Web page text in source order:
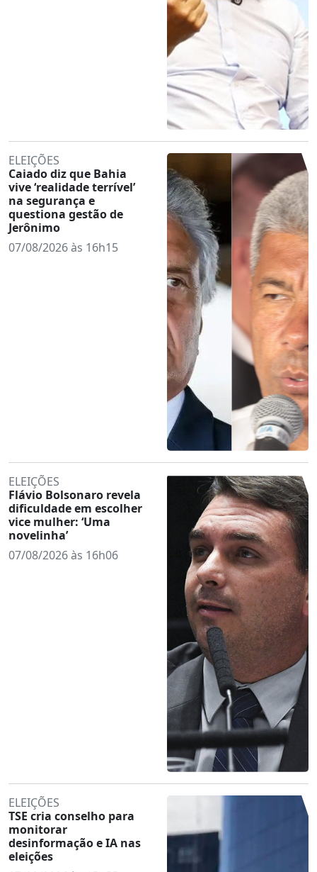
ELEIÇÕES
Caiado diz que Bahia
vive ‘realidade terrível’
na segurança e
questiona gestão de
Jerônimo
07/08/2026 às 16h15
ELEIÇÕES
Flávio Bolsonaro revela
dificuldade em escolher
vice mulher: ‘Uma
novelinha’
07/08/2026 às 16h06
ELEIÇÕES
TSE cria conselho para
monitorar
desinformação e IA nas
eleições